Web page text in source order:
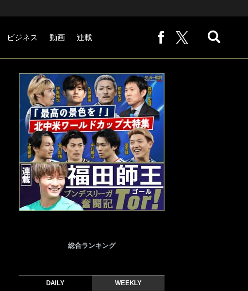
ビジネス 動画 連載
総合ランキング
DAILY WEEKLY